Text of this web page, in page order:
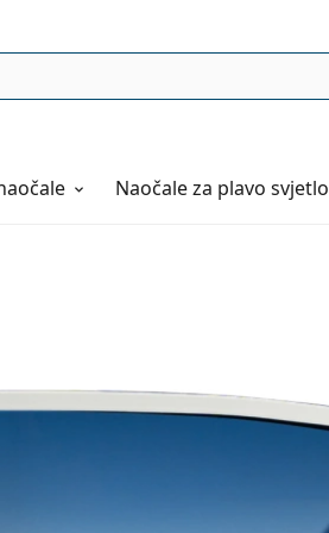
Naočaleza plavo svjetlo